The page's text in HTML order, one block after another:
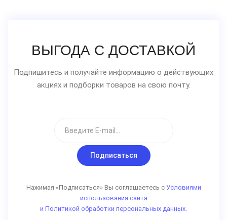
ВЫГОДА С ДОСТАВКОЙ
Подпишитесь и получайте информацию о действующих
акциях и подборки товаров на свою почту.
Подписаться
Нажимая «Подписаться» Вы соглашаетесь с Условиями
использования сайта
и Политикой обработки персональных данных.